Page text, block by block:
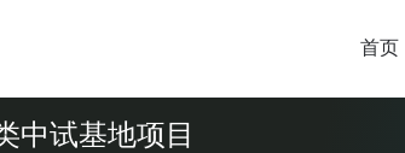
首页
中试基地项目